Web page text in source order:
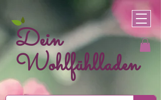
Dein
Wohlfühlladen